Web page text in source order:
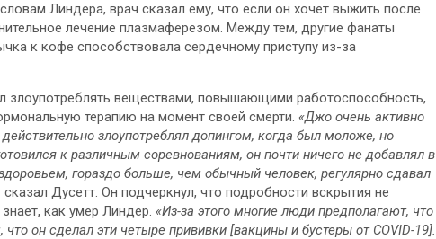
Линдера, врач сказал ему, что если он хочет выжить после
лечение плазмаферезом. Между тем, другие фанаты
к кофе способствовала сердечному приступу из-за
злоупотреблять веществами, повышающими работоспособность,
терапию на момент своей смерти. «Джо очень активно
злоупотреблял допингом, когда был моложе, но
к различным соревнованиям, он почти ничего не добавлял в
гораздо больше, чем обычный человек, регулярно сдавал
Дусетт. Он подчеркнул, что подробности вскрытия не
как умер Линдер. «Из-за этого многие люди предполагают, что
он сделал эти четыре прививки [вакцины и бустеры от COVID-19].